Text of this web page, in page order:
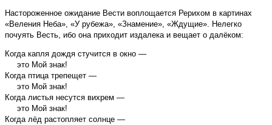
Настороженное ожидание Вести воплощается Рерихом в картинах
«Веления Неба», «У рубежа», «Знамение», «Ждущие». Нелегко
почуять Весть, ибо она приходит издалека и вещает о далёком:
Когда капля дождя стучится в окно —
это Мой знак!
Когда птица трепещет —
это Мой знак!
Когда листья несутся вихрем —
это Мой знак!
Когда лёд растопляет солнце —